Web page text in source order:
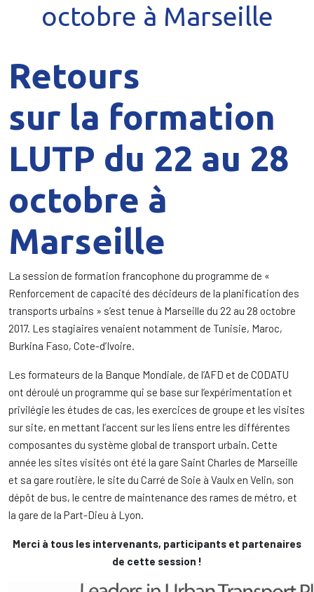
octobre à Marseille
Retours
sur la formation
LUTP du 22 au 28
octobre à
Marseille
La session de formation francophone du programme de «
Renforcement de capacité des décideurs de la planification des
transports urbains » s’est tenue à Marseille du 22 au 28 octobre
2017. Les stagiaires venaient notamment de Tunisie, Maroc,
Burkina Faso, Cote-d’Ivoire.
Les formateurs de la Banque Mondiale, de l’AFD et de CODATU
ont déroulé un programme qui se base sur l’expérimentation et
privilégie les études de cas, les exercices de groupe et les visites
sur site, en mettant l’accent sur les liens entre les différentes
composantes du système global de transport urbain. Cette
année les sites visités ont été la gare Saint Charles de Marseille
et sa gare routière, le site du Carré de Soie à Vaulx en Velin, son
dépôt de bus, le centre de maintenance des rames de métro, et
la gare de la Part-Dieu à Lyon.
Merci à tous les intervenants, participants et partenaires
de cette session !